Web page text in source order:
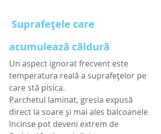
acumulează căldură
Un aspect ignorat frecvent este
temperatura reală a suprafețelor pe
care stă pisica.
Parchetul laminat, gresia expusă
direct la soare și mai ales balcoanele
încinse pot deveni extrem de